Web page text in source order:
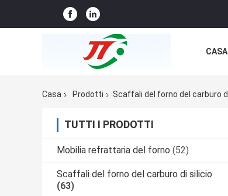
CASA
Casa
Prodotti Scaffali del forno del carburo
TUTTI I PRODOTTI
Mobilia refrattaria del forno (52)
Scaffali del forno del carburo di silicio
(63)